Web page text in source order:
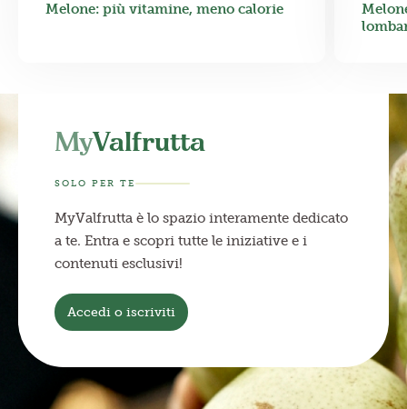
Melone: più vitamine, meno calorie
MyValfrutta
SOLO PER TE
MyValfrutta è lo spazio interamente dedicato
a te. Entra e scopri tutte le iniziative e i
contenuti esclusivi!
Accedi o iscriviti